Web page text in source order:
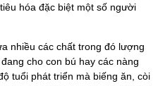
hóa đặc biệt một số người
nhiều các chất trong đó lượng
cho con bú hay các nàng
tuổi phát triển mà biếng ăn, còi